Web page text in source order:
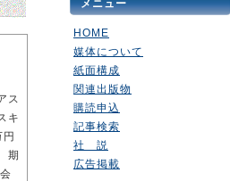
ス
キ
期
メニュー
HOME
媒体について
紙面構成
関連出版物
購読申込
記事検索
社 説
広告掲載